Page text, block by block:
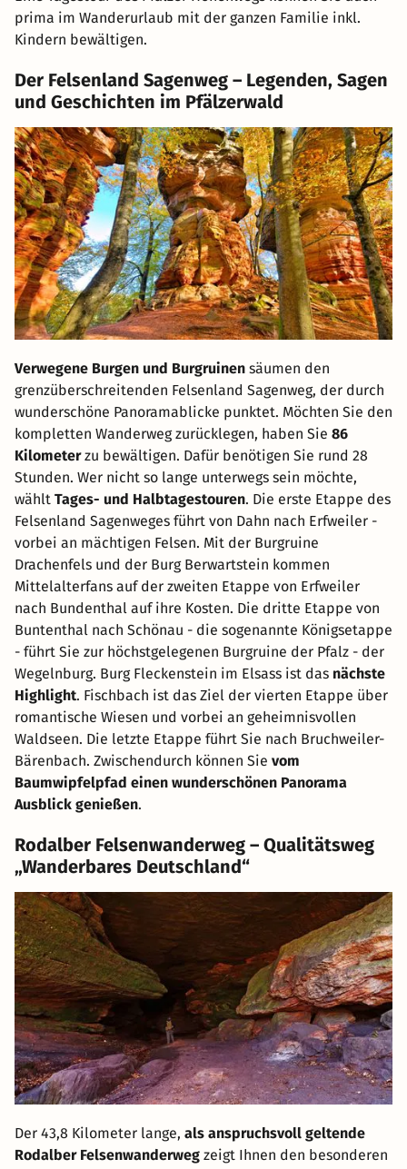
prima im Wanderurlaub mit der ganzen Familie inkl.
Kindern bewältigen.
Der Felsenland Sagenweg – Legenden, Sagen
und Geschichten im Pfälzerwald
Verwegene Burgen und Burgruinen säumen den
grenzüberschreitenden Felsenland Sagenweg, der durch
wunderschöne Panoramablicke punktet. Möchten Sie den
kompletten Wanderweg zurücklegen, haben Sie 86
Kilometerzu bewältigen. Dafür benötigen Sie rund 28
Stunden. Wer nicht so lange unterwegs sein möchte,
wählt Tages- und Halbtagestouren. Die erste Etappe des
Felsenland Sagenweges führt von Dahn nach Erfweiler -
vorbei an mächtigen Felsen. Mit der Burgruine
Drachenfels und der Burg Berwartstein kommen
Mittelalterfans auf der zweiten Etappe von Erfweiler
nach Bundenthal auf ihre Kosten. Die dritte Etappe von
Buntenthal nach Schönau - die sogenannte Königsetappe
- führt Sie zur höchstgelegenen Burgruine der Pfalz - der
Wegelnburg. Burg Fleckenstein im Elsass ist das nächste
Highlight. Fischbach ist das Ziel der vierten Etappe über
romantische Wiesen und vorbei an geheimnisvollen
Waldseen. Die letzte Etappe führt Sie nach Bruchweiler-
Bärenbach. Zwischendurch können Sie vom
Baumwipfelpfad einen wunderschönen Panorama
Ausblick genießen.
Rodalber Felsenwanderweg – Qualitätsweg
„Wanderbares Deutschland“
Der 43,8 Kilometer lange, als anspruchsvoll geltende
Rodalber Felsenwanderweg zeigt Ihnen den besonderen